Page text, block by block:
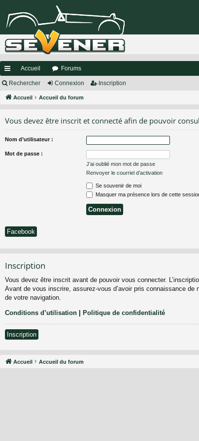
ac
co
s
Accueil Forums
Rechercher Connexion Inscription
Accueil Accueil du forum
Vous devez être inscrit et connecté afin de pouvoir
Nom d’utilisateur :
Mot de passe :
J’ai oublié mon mot de passe
Renvoyer le courriel d’activation
Se souvenir de moi
Masquer ma présence lors de cette
Facebook
Inscription
Vous devez être inscrit avant de pouvoir vous connecter.
Avant de vous inscrire, assurez-vous d’avoir pris connaissance
de votre navigation.
Conditions d’utilisation | Politique de confidentialité
Inscription
Accueil Accueil du forum